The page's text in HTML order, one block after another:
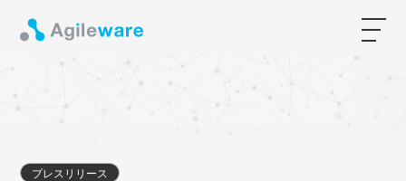
プレスリリース